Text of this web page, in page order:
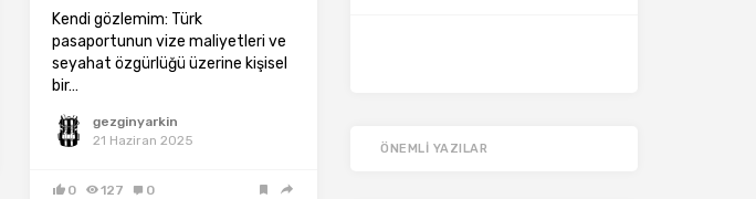
Kendi gözlemim: Türk
pasaportunun vize maliyetleri ve
seyahat özgürlüğü üzerine kişisel
bir…
gezginyarkin
21 Haziran 2025
0 127 0
ÖNEMLI YAZILAR